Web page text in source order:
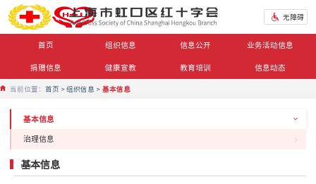
无障碍
首页 组织信息 信息公开 业务活动信息
捐赠信息 健康宣教 教育培训 信息动态
当前位置：首页 组织信息 基本信息
基本信息
治理信息
基本信息